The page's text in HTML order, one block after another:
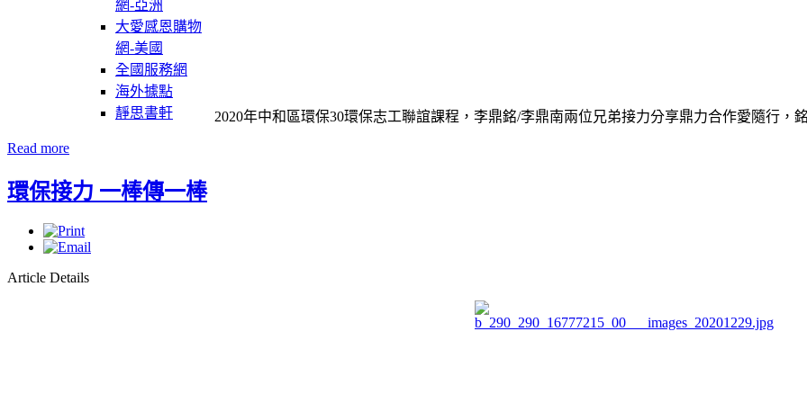
網-亞洲
大愛感恩購物
網-美國
全國服務網
海外據點
靜思書軒
2020年中和區環保30環保志工聯誼課程，李鼎銘/李鼎南兩位兄弟接力分享鼎力合作愛隨行，
Read more
環保接力 一棒傳一棒
Article Details